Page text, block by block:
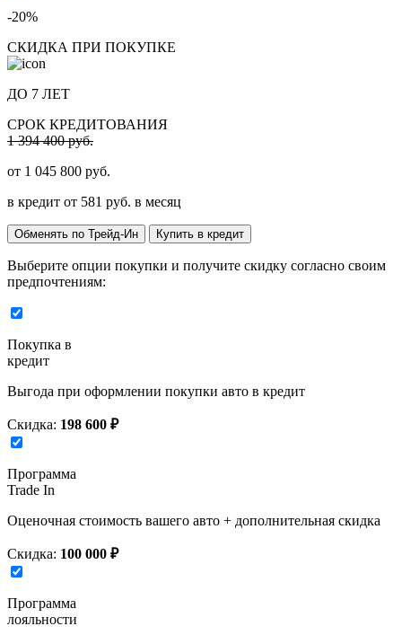
-20%
СКИДКА ПРИ ПОКУПКЕ
ДО 7 ЛЕТ
СРОК КРЕДИТОВАНИЯ
1 394 400 руб.
от 1 045 800 руб.
в кредит от 581 руб. в месяц
Обменять по Трейд-Ин Купить в кредит
Выберите опции покупки и получите скидку согласно своим
предпочтениям:
Покупка в
кредит
Выгода при оформлении покупки авто в кредит
Скидка: 198 600 ₽
Программа
Trade In
Оценочная стоимость вашего авто + дополнительная скидка
Скидка: 100 000 ₽
Программа
лояльности